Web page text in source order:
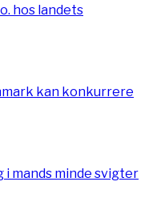
hos landets
kan konkurrere
i mands minde svigter